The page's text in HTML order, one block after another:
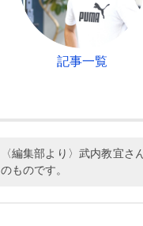
記事一覧
〈編集部より〉武内教宜
のものです。